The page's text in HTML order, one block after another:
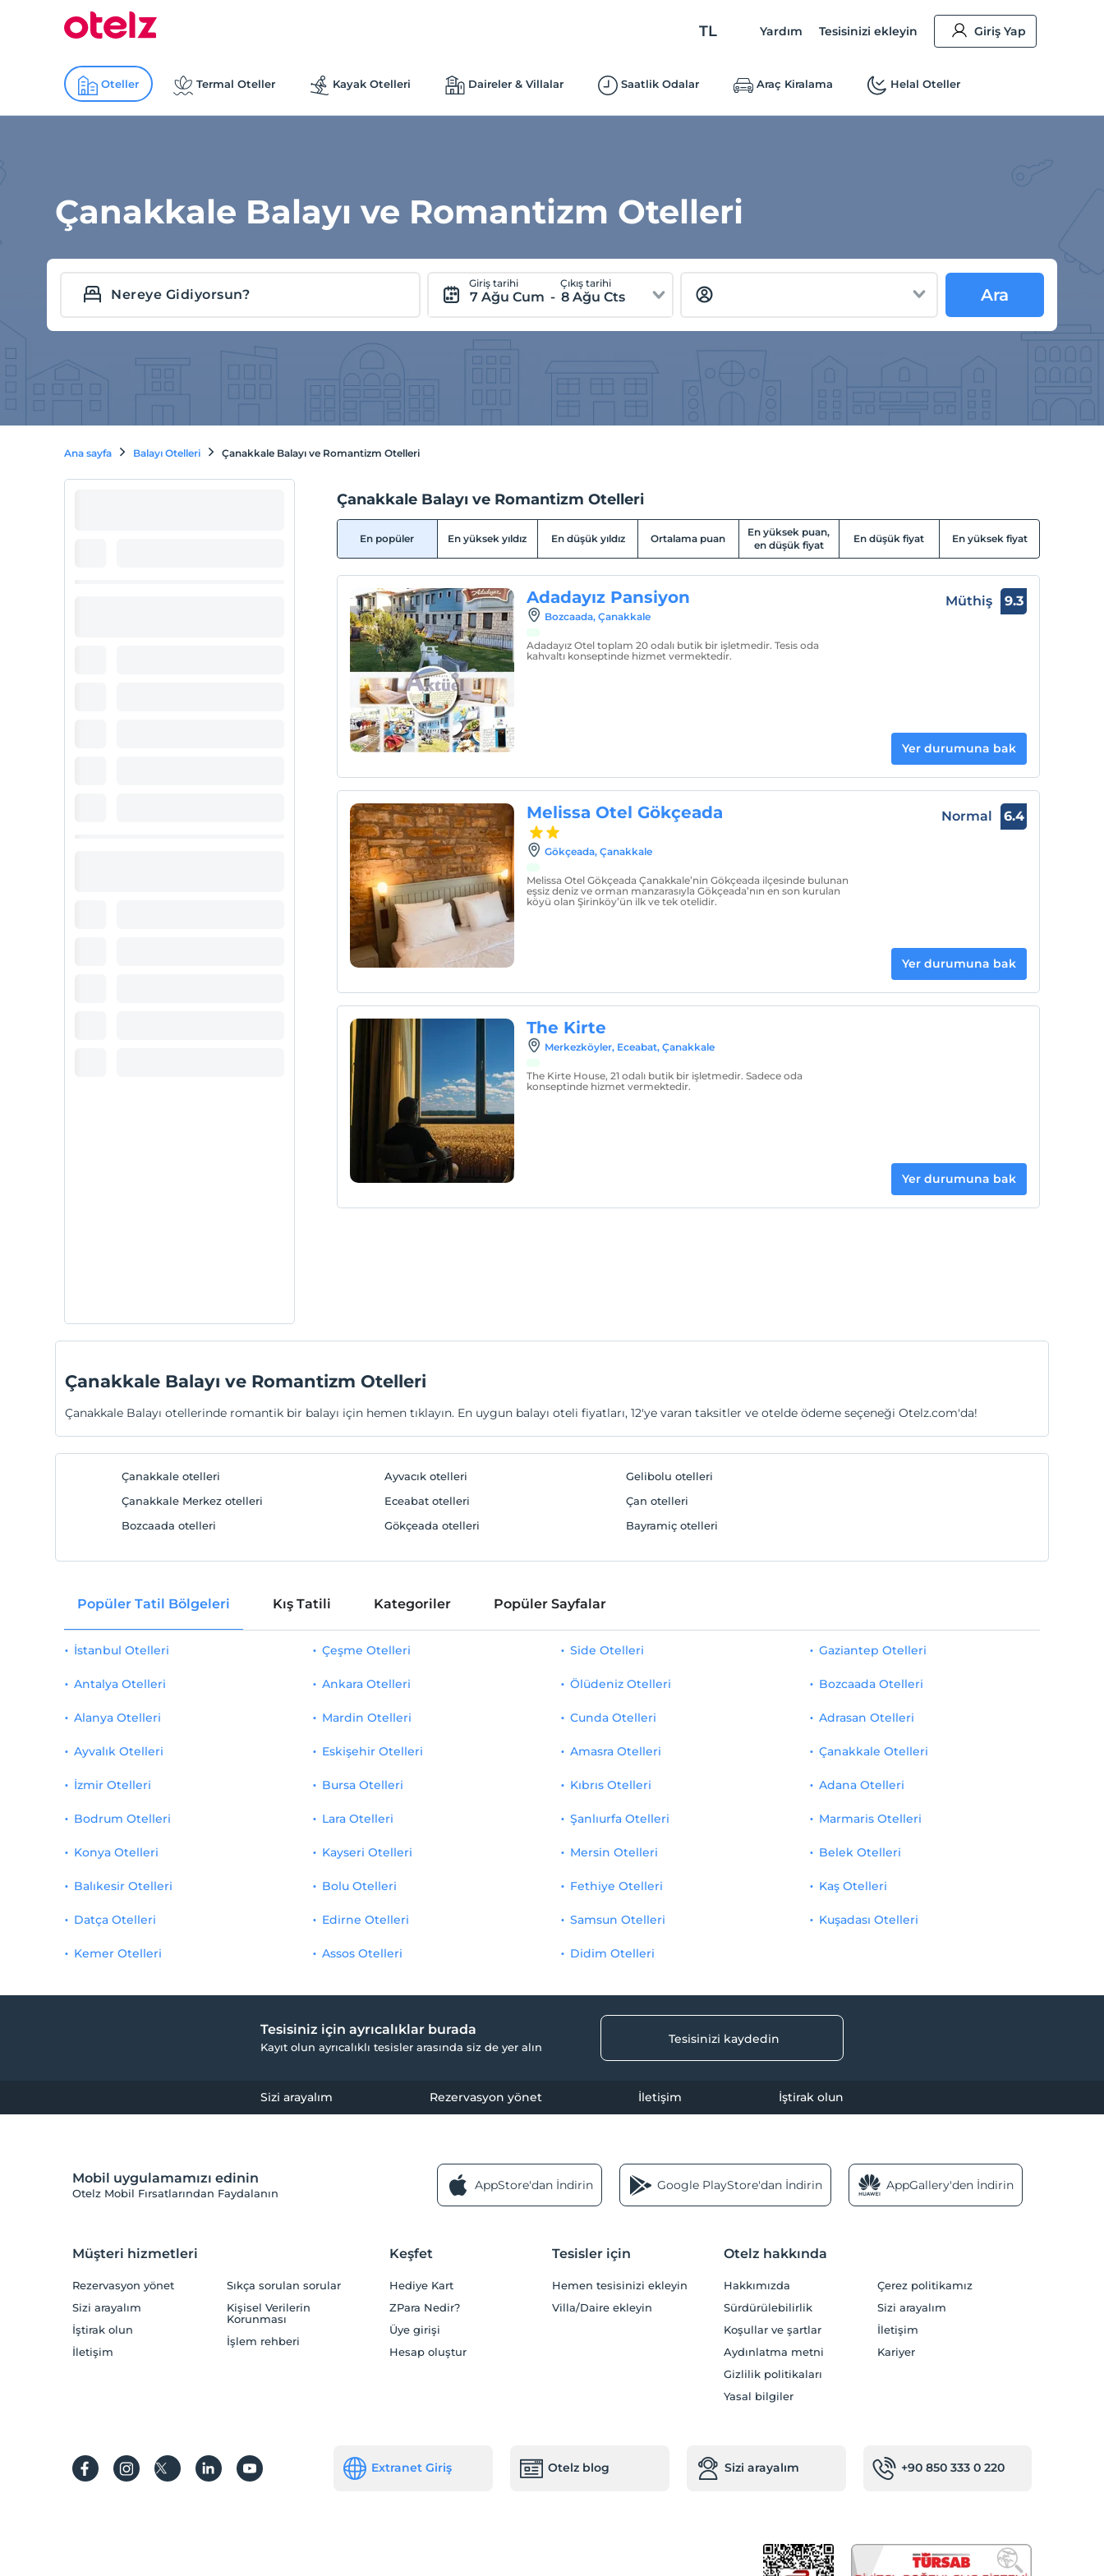
TL Yardım Tesisinizi ekleyin Giriş Yap
Oteller Termal Oteller Kayak Otelleri Daireler & Villalar Saatlik Odalar Araç Kiralama Helal Oteller
Çanakkale Balayı ve Romantizm Otelleri
Giriş tarihi
7 Ağu Cum -
Çıkış tarihi
8 Ağu Cts Ara
Ana sayfa Balayı Otelleri Çanakkale Balayı ve Romantizm Otelleri
Çanakkale Balayı ve Romantizm Otelleri
En popüler En yüksek yıldız En düşük yıldız Ortalama puan
En yüksek puan,
en düşük fiyat
En düşük fiyat En yüksek fiyat
Adadayız Pansiyon
Bozcaada, Çanakkale
Adadayız Otel toplam 20 odalı butik bir işletmedir. Tesis oda
kahvaltı konseptinde hizmet vermektedir.
Müthiş 9.3
Yer durumuna bak
Melissa Otel Gökçeada
Gökçeada‎, Çanakkale
Melissa Otel Gökçeada Çanakkale’nin Gökçeada ilçesinde bulunan
eşsiz deniz ve orman manzarasıyla Gökçeada’nın en son kurulan
köyü olan Şirinköy’ün ilk ve tek otelidir.
Normal 6.4
Yer durumuna bak
The Kirte
Merkezköyler, Eceabat, Çanakkale
The Kirte House, 21 odalı butik bir işletmedir. Sadece oda
konseptinde hizmet vermektedir.
Yer durumuna bak
Çanakkale Balayı ve Romantizm Otelleri
Çanakkale Balayı otellerinde romantik bir balayı için hemen tıklayın. En uygun balayı oteli fiyatları, 12'ye varan taksitler ve otelde ödeme seçeneği Otelz.com'da!
Çanakkale otelleri
Çanakkale Merkez otelleri
Bozcaada otelleri
Ayvacık otelleri
Eceabat otelleri
Gökçeada‎ otelleri
Gelibolu otelleri
Çan otelleri
Bayramiç otelleri
Popüler Tatil Bölgeleri Kış Tatili Kategoriler Popüler Sayfalar
İstanbul Otelleri
Antalya Otelleri
Alanya Otelleri
Ayvalık Otelleri
İzmir Otelleri
Çeşme Otelleri
Ankara Otelleri
Mardin Otelleri
Eskişehir Otelleri
Bursa Otelleri
Side Otelleri
Ölüdeniz Otelleri
Cunda Otelleri
Amasra Otelleri
Kıbrıs Otelleri
Gaziantep Otelleri
Bozcaada Otelleri
Adrasan Otelleri
Çanakkale Otelleri
Adana Otelleri
Bodrum Otelleri
Konya Otelleri
Balıkesir Otelleri
Datça Otelleri
Kemer Otelleri
Lara Otelleri
Kayseri Otelleri
Bolu Otelleri
Edirne Otelleri
Assos Otelleri
Şanlıurfa Otelleri
Mersin Otelleri
Fethiye Otelleri
Samsun Otelleri
Didim Otelleri
Marmaris Otelleri
Belek Otelleri
Kaş Otelleri
Kuşadası Otelleri
Tesisiniz için ayrıcalıklar burada
Kayıt olun ayrıcalıklı tesisler arasında siz de yer alın
Tesisinizi kaydedin
Sizi arayalım Rezervasyon yönet İletişim İştirak olun
Mobil uygulamamızı edinin
Otelz Mobil Fırsatlarından Faydalanın
AppStore'dan İndirin Google PlayStore'dan İndirin AppGallery'den İndirin
Müşteri hizmetleri
Rezervasyon yönet
Sizi arayalım
İştirak olun
İletişim
Sıkça sorulan sorular
Kişisel Verilerin
Korunması
İşlem rehberi
Keşfet
Hediye Kart
ZPara Nedir?
Üye girişi
Hesap oluştur
Tesisler için
Hemen tesisinizi ekleyin
Villa/Daire ekleyin
Otelz hakkında
Hakkımızda
Sürdürülebilirlik
Koşullar ve şartlar
Aydınlatma metni
Gizlilik politikaları
Yasal bilgiler
Çerez politikamız
Sizi arayalım
İletişim
Kariyer
Extranet Giriş Otelz blog Sizi arayalım +90 850 333 0 220